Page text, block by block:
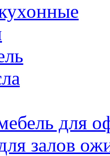
для
залов